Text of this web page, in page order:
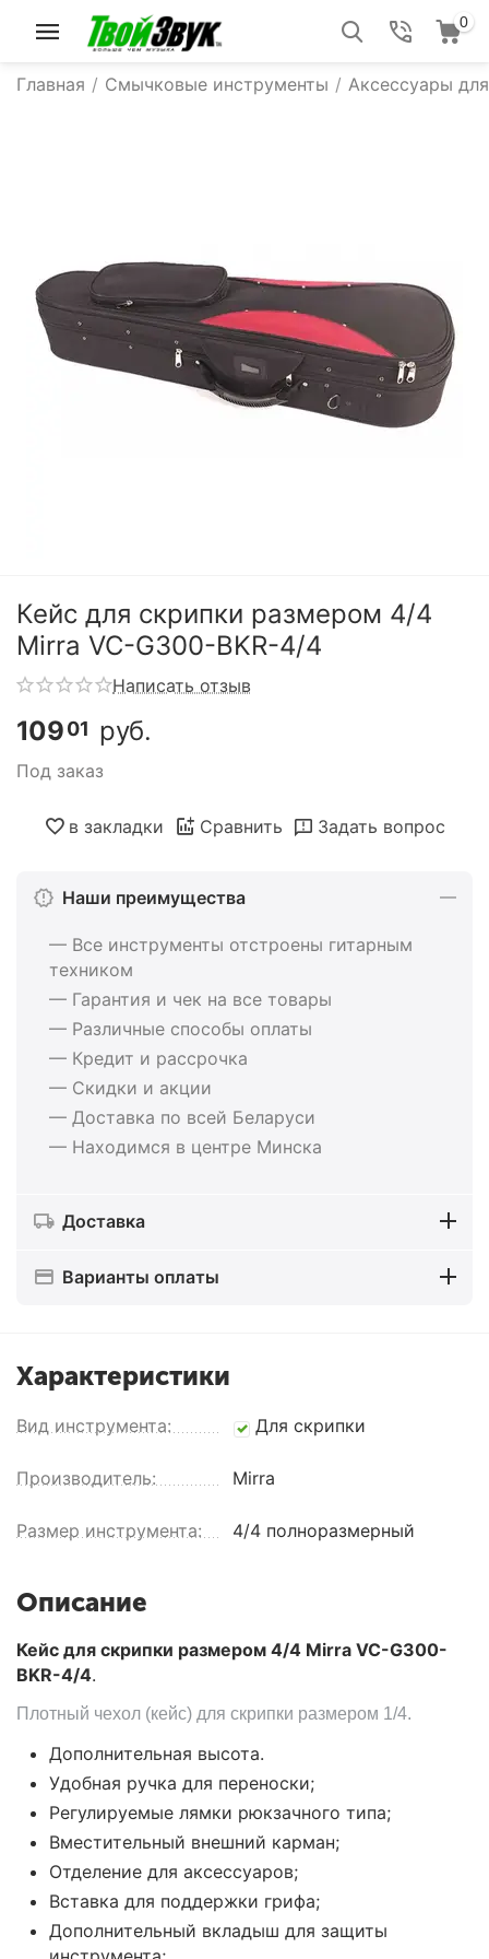
0
Главная / Смычковые инструменты / Аксессуары
Кейс для скрипки размером 4/4
Mirra VC-G300-BKR-4/4
Написать отзыв
10901 руб.
Под заказ
в закладки Сравнить Задать вопрос
Наши преимущества
— Все инструменты отстроены гитарным
техником
— Гарантия и чек на все товары
— Различные способы оплаты
— Кредит и рассрочка
— Скидки и акции
— Доставка по всей Беларуси
— Находимся в центре Минска
Доставка
Варианты оплаты
Характеристики
Вид инструмента: Для скрипки
Производитель: Mirra
Размер инструмента: 4/4 полноразмерный
Описание
Кейс для скрипки размером 4/4 Mirra VC-G300-
BKR-4/4.
Плотный чехол (кейс) для скрипки размером 1/4.
Дополнительная высота.
Удобная ручка для переноски;
Регулируемые лямки рюкзачного типа;
Вместительный внешний карман;
Отделение для аксессуаров;
Вставка для поддержки грифа;
Дополнительный вкладыш для защиты